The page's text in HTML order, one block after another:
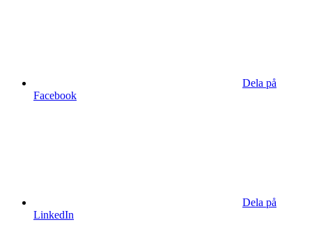
Dela på
Facebook
Dela på
LinkedIn